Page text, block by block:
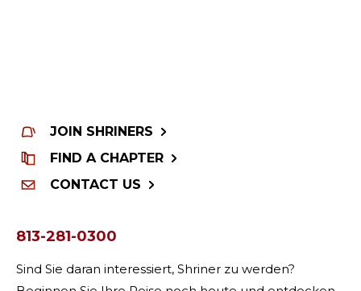
JOIN SHRINERS
FIND A CHAPTER
CONTACT US
813-281-0300
Sind Sie daran interessiert, Shriner zu werden?